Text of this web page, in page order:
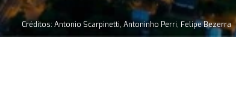
Créditos: Antonio Scarpinetti, Antoninho Perri, Felipe Bezerra